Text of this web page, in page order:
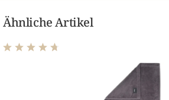
Ähnliche Artikel
Durchschnittliche Bewertung von